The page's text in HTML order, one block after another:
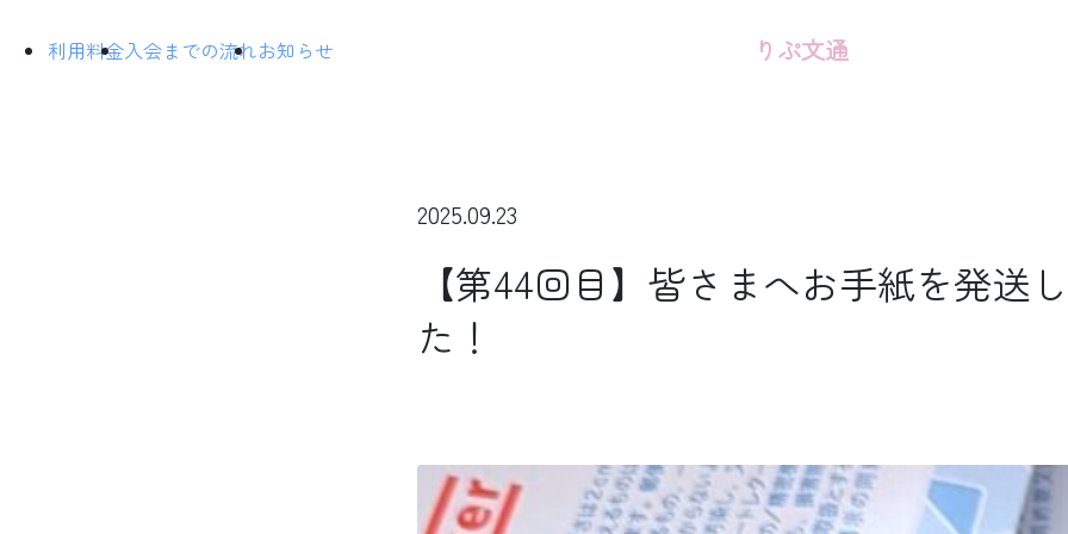
利用料金入会までの流れお知らせ りぷ文通
2025.09.23
【第44回目】皆さまへお手紙を発送
た！